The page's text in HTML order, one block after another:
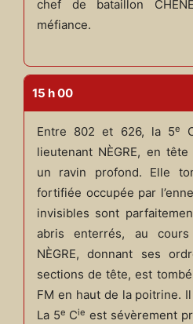
chef de bataillon
méfiance.
15 h 00
Entre 802 et 626, la 5e
lieutenant NÈGRE, en
un ravin profond. Elle
fortifiée occupée par
invisibles sont
abris enterrés, au
NÈGRE, donnant ses
sections de tête, est
FM en haut de la poitrine.
La 5e Cie est sévèrement